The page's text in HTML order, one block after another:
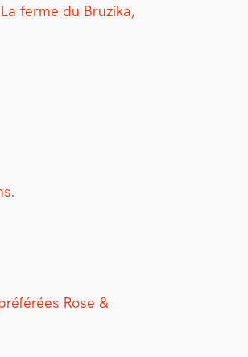
ferme du Bruzi­ka,
Rose &